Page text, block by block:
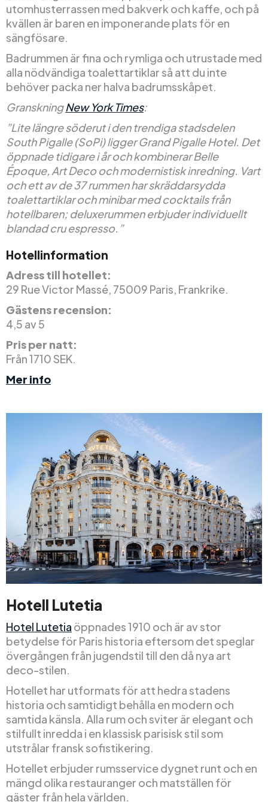
utomhusterrassen med bakverk och kaffe, och på
kvällen är baren en imponerande plats för en
sängfösare.
Badrummen är fina och rymliga och utrustade med
alla nödvändiga toalettartiklar så att du inte
behöver packa ner halva badrumsskåpet.
GranskningNew York Times:
”Lite längre söderut i den trendiga stadsdelen
South Pigalle (SoPi) ligger Grand Pigalle Hotel. Det
öppnade tidigare i år och kombinerar Belle
Époque, Art Deco och modernistisk inredning. Vart
och ett av de 37 rummen har skräddarsydda
toalettartiklar och minibar med cocktails från
hotellbaren; deluxerummen erbjuder individuellt
blandad cru espresso.”
Hotellinformation
Adress till hotellet:
29 Rue Victor Massé, 75009 Paris, Frankrike.
Gästens recension:
4,5 av 5
Pris per natt:
Från 1710 SEK.
Mer info
Hotell Lutetia
Hotel Lutetia öppnades 1910 och är av stor
betydelse för Paris historia eftersom det speglar
övergången från jugendstil till den då nya art
deco-stilen.
Hotellet har utformats för att hedra stadens
historia och samtidigt behålla en modern och
samtida känsla. Alla rum och sviter är elegant och
stilfullt inredda i en klassisk parisisk stil som
utstrålar fransk sofistikering.
Hotellet erbjuder rumsservice dygnet runt och en
mängd olika restauranger och matställen för
gäster från hela världen.